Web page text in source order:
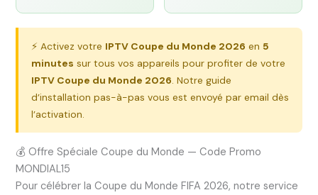
⚡ Activez votre IPTV Coupe du Monde 2026 en 5
minutes sur tous vos appareils pour profiter de votre
IPTV Coupe du Monde 2026. Notre guide
d’installation pas-à-pas vous est envoyé par email dès
l’activation.
💰 Offre Spéciale Coupe du Monde — Code Promo
MONDIAL15
Pour célébrer la Coupe du Monde FIFA 2026, notre service